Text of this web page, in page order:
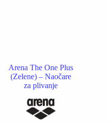
Arena The One Plus
(Zelene) – Naočare
za plivanje